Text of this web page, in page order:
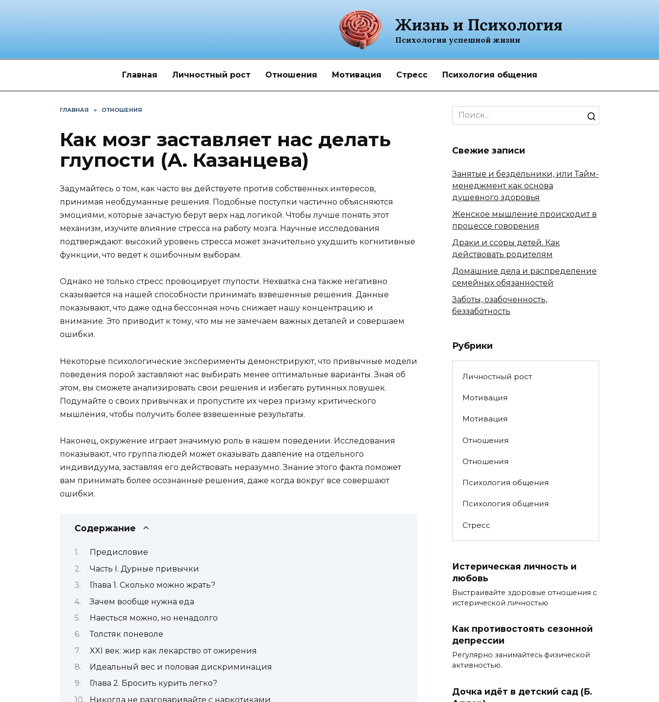
Жизнь и Психология
Психология успешной жизни
Главная Личностный рост Отношения Мотивация Стресс Психология общения
ГЛАВНАЯ » ОТНОШЕНИЯ
Как мозг заставляет нас делать
глупости (А. Казанцева)
Задумайтесь о том, как часто вы действуете против собственных интересов,
принимая необдуманные решения. Подобные поступки частично объясняются
эмоциями, которые зачастую берут верх над логикой. Чтобы лучше понять этот
механизм, изучите влияние стресса на работу мозга. Научные исследования
подтверждают: высокий уровень стресса может значительно ухудшить когнитивные
функции, что ведет к ошибочным выборам.
Однако не только стресс провоцирует глупости. Нехватка сна также негативно
сказывается на нашей способности принимать взвешенные решения. Данные
показывают, что даже одна бессонная ночь снижает нашу концентрацию и
внимание. Это приводит к тому, что мы не замечаем важных деталей и совершаем
ошибки.
Некоторые психологические эксперименты демонстрируют, что привычные модели
поведения порой заставляют нас выбирать менее оптимальные варианты. Зная об
этом, вы сможете анализировать свои решения и избегать рутинных ловушек.
Подумайте о своих привычках и пропустите их через призму критического
мышления, чтобы получить более взвешенные результаты.
Наконец, окружение играет значимую роль в нашем поведении. Исследования
показывают, что группа людей может оказывать давление на отдельного
индивидуума, заставляя его действовать неразумно. Знание этого факта поможет
вам принимать более осознанные решения, даже когда вокруг все совершают
ошибки.
Содержание
Предисловие
Часть I. Дурные привычки
Глава 1. Сколько можно жрать?
Зачем вообще нужна еда
Наесться можно, но ненадолго
Толстяк поневоле
XXI век: жир как лекарство от ожирения
Идеальный вес и половая дискриминация
Глава 2. Бросить курить легко?
Никогда не разговаривайте с наркотиками
Search
for:
Свежие записи
Занятые и бездельники, или Тайм-
менеджмент как основа
душевного здоровья
Женское мышление происходит в
процессе говорения
Драки и ссоры детей. Как
действовать родителям
Домашние дела и распределение
семейных обязанностей
Заботы, озабоченность,
беззаботность
Рубрики
Личностный рост
Мотивация
Мотивация
Отношения
Отношения
Психология общения
Психология общения
Стресс
Истерическая личность и
любовь
Выстраивайте здоровые отношения с
истерической личностью
Как противостоять сезонной
депрессии
Регулярно занимайтесь физической
активностью.
Дочка идёт в детский сад (Б.